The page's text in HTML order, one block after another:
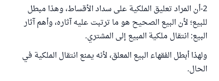
2-أن المراد تعليق الملكية على سداد الأقساط، وهذا مبطل
للبيع؛ لأن البيع الصحيح هو ما ترتبت عليه آثاره، وأهم آثار
البيع: انتقال ملكية المبيع إلى المشتري.
ولهذا أبطل الفقهاء البيع المعلق، لأنه يمنع انتقال الملكية في
الحال.